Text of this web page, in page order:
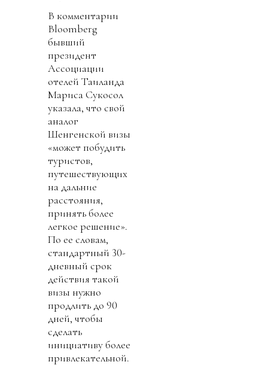
В комментарии
Bloomberg
бывший
президент
Ассоциации
отелей Таиланда
Мариса Сукосол
указала, что свой
аналог
Шенгенской визы
«может побудить
туристов,
путешествующих
на дальние
расстояния,
принять более
легкое решение».
По ее словам,
стандартный 30-
дневный срок
действия такой
визы нужно
продлить до 90
дней, чтобы
сделать
инициативу более
привлекательной.